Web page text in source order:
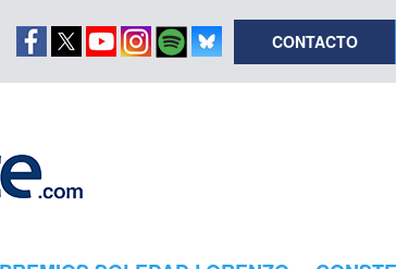
CONTACTO